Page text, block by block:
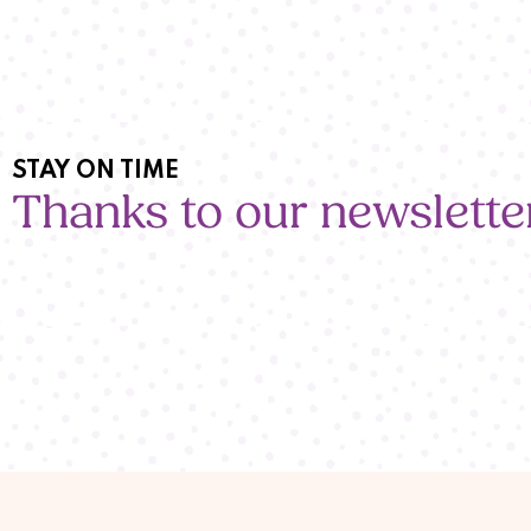
STAY ON TIME
Thanks to our